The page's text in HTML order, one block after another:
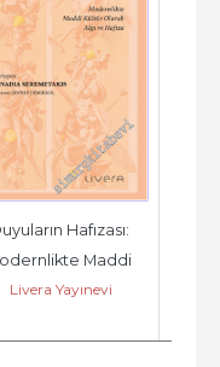
Hafızası:
Maddi
Olarak Algı ve
Livera Yayınevi